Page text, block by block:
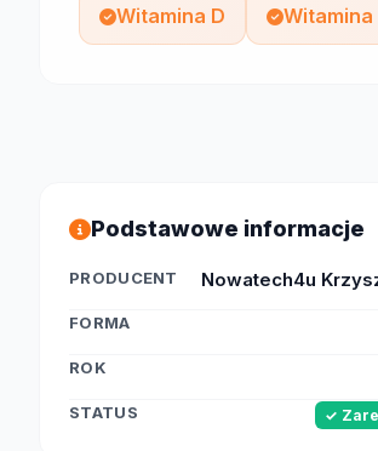
Witamina D Witamina
Podstawowe informacje
PRODUCENT Nowatech4u
FORMA
ROK
STATUS ✓